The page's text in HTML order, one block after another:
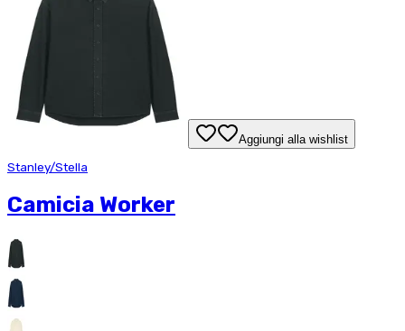
Aggiungi alla wishlist
Stanley/Stella
Camicia Worker